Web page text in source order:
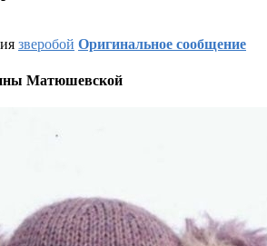
зверобой Оригинальное сообщение
Матюшевской